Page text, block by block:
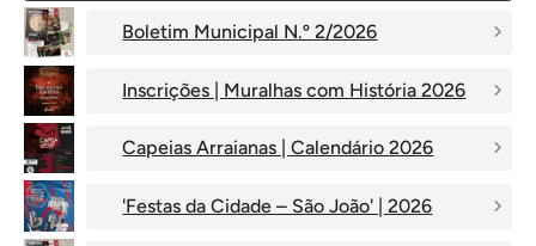
Boletim Municipal N.º 2/2026
Inscrições | Muralhas com História 2026
Capeias Arraianas | Calendário 2026
'Festas da Cidade – São João' | 2026